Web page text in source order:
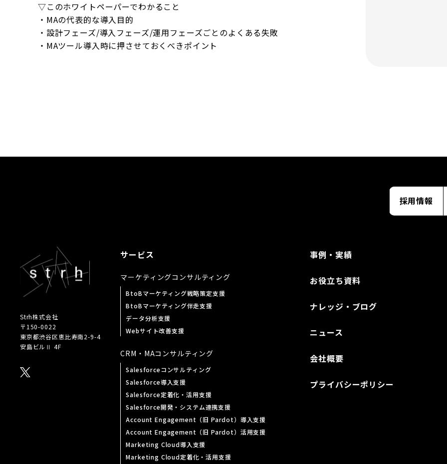
▽このホワイトペーパーでわかること
・MAの代表的な導入目的
・設計フェーズ/導入フェーズ/運用フェーズごとのよくある失敗
・MAツール導入時に押させておくべきポイント
採用情報
Strh株式会社
〒150-0022
東京都渋谷区恵比寿南2-9-4
安島ビルⅡ 4F
サービス
マーケティングコンサルティング
BtoBマーケティング戦略策定支援
BtoBマーケティング伴走支援
データ分析支援
Webサイト改善支援
CRM・MAコンサルティング
Salesforceコンサルティング
Salesforce導入支援
Salesforce定着化・活用支援
Salesforce開発・システム連携支援
Account Engagement（旧 Pardot）導入支援
Account Engagement（旧 Pardot）活用支援
Marketing Cloud導入支援
Marketing Cloud定着化・活用支援
事例・実績
お役立ち資料
ナレッジ・ブログ
ニュース
会社概要
プライバシーポリシー